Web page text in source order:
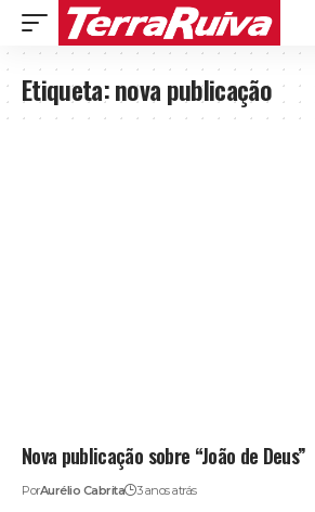
Etiqueta:nova publicação
Nova publicação sobre “João de Deus”
PorAurélio Cabrita 3 anos atrás